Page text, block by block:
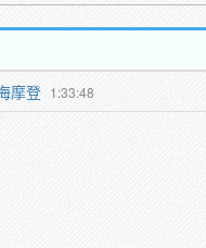
1:33:48
摩登